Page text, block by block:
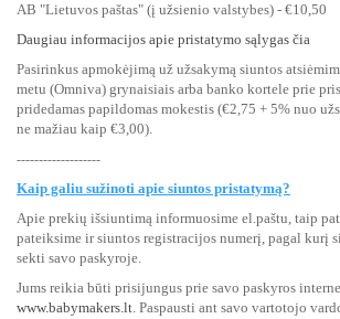
AB "Lietuvos paštas" (į užsienio valstybes) - €10,50
Daugiau informacijos apie pristatymo sąlygas čia
Pasirinkus apmokėjimą už užsakymą siuntos
metu (Omniva) grynaisiais arba banko kortele prie
pridedamas papildomas mokestis (€2,75 + 5% nuo
ne mažiau kaip €3,00).
-------------------
Kaip galiu sužinoti apie siuntos pristatymą?
Apie prekių išsiuntimą informuosime el.paštu, taip
pateiksime ir siuntos registracijos numerį, pagal kurį
sekti savo paskyroje.
Jums reikia būti prisijungus prie savo paskyros
www.babymakers.lt. Paspausti ant savo vartotojo